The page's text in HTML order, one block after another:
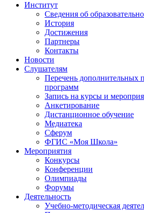
Институт
Сведения об
История
Достижения
Партнеры
Контакты
Новости
Слушателям
Перечень дополнительных
программ
Запись на курсы и
Анкетирование
Дистанционное обучение
Медиатека
Сферум
ФГИС «Моя Школа»
Мероприятия
Конкурсы
Конференции
Олимпиады
Форумы
Деятельность
Учебно-методическая